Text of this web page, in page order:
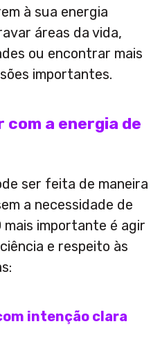
à sua energia
áreas da vida,
ou encontrar mais
importantes.
com a energia de
ser feita de maneira
a necessidade de
mais importante é agir
e respeito às
intenção clara